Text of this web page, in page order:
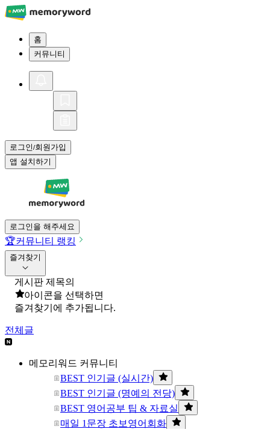
홈
커뮤니티
로그인/회원가입
앱 설치하기
로그인을 해주세요
🏆커뮤니티 랭킹
즐겨찾기
게시판 제목의
아이콘을 선택하면
즐겨찾기에 추가됩니다.
전체글
메모리워드 커뮤니티
BEST 인기글 (실시간)
BEST 인기글 (명예의 전당)
BEST 영어공부 팁 & 자료실
매일 1문장 초보영어회화